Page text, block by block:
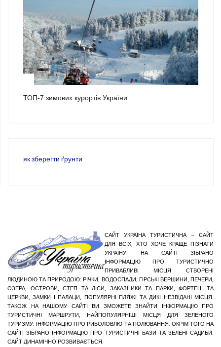
ТОП-7 зимових курортів України
як зберегти ґрунти
САЙТ УКРАЇНА ТУРИСТИЧНА – САЙТ
ДЛЯ ВСІХ, ХТО ХОЧЕ КРАЩЕ ПІЗНАТИ
УКРАЇНУ. НА САЙТІ ЗІБРАНО
ІНФОРМАЦІЮ ПРО ТУРИСТИЧНО
ПРИВАБЛИВІ МІСЦЯ СТВОРЕНІ
ЛЮДИНОЮ ТА ПРИРОДОЮ: РІЧКИ, ВОДОСПАДИ, ГІРСЬКІ ВЕРШИНИ, ПЕЧЕРИ,
ОЗЕРА, ОСТРОВИ, СТЕП ТА ЛІСИ, ЗАКАЗНИКИ ТА ПАРКИ, ФОРТЕЦІ ТА
ЦЕРКВИ, ЗАМКИ І ПАЛАЦИ, ПОПУЛЯРНІ ПЛЯЖІ ТА ДИКІ НЕЗВІДАНІ МІСЦЯ.
ТАКОЖ НА НАШОМУ САЙТІ ВИ ЗМОЖЕТЕ ЗНАЙТИ ІНФОРМАЦІЮ ПРО
ТУРИСТИЧНІ МАРШРУТИ, НАЙПОПУЛЯРНІШІ МІСЦЯ ДЛЯ ЗЕЛЕНОГО
ТУРИЗМУ; ІНФОРМАЦІЮ ПРО РИБОЛОВЛЮ ТА ПОЛЮВАННЯ. ОКРІМ ТОГО НА
САЙТІ ЗІБРАНО ІНФОРМАЦІЮ ПРО ТУРИСТИЧНІ БАЗИ ТА ЗЕЛЕНІ САДИБИ.
САЙТ ДИНАМІЧНО РОЗВИВАЄТЬСЯ.